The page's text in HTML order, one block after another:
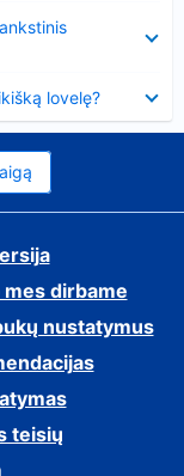
lovelę?
mes dirbame
nustatymus
teisių